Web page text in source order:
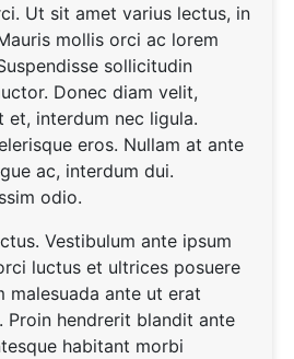
Ut sit amet varius lectus, in
mollis orci ac lorem
sollicitudin
Donec diam velit,
interdum nec ligula.
eros. Nullam at ante
ac, interdum dui.
odio.
Vestibulum ante ipsum
luctus et ultrices posuere
malesuada ante ut erat
Proin hendrerit blandit ante
habitant morbi